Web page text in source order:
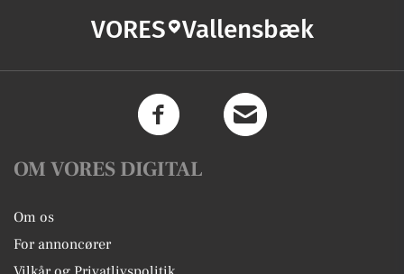
VORES Vallensbæk
OM VORES DIGITAL
Om os
For annoncører